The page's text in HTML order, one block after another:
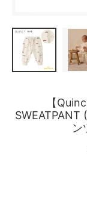
【
ン